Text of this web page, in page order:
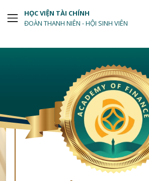
HỌC VIỆN TÀI CHÍNH
ĐOÀN THANH NIÊN - HỘI SINH VIÊN